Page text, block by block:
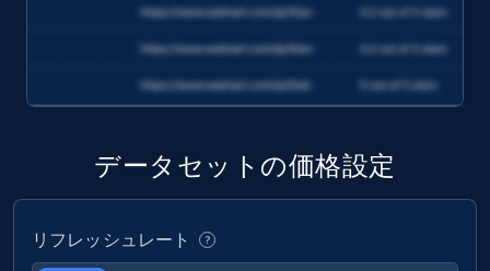
Amazon Walmart
amazon, Description amazon, Initial price
amazon, Currency amazon, Availability amazon,
and more.
eCommerce
データセットの価格設定
リフレッシュレート